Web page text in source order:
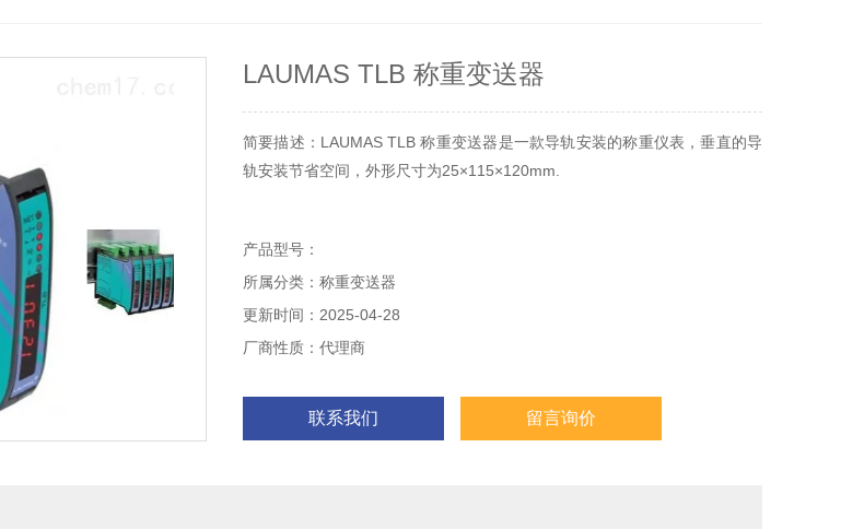
LAUMAS TLB 称重变送器
简要描述：LAUMAS TLB 称重变送器是一款导轨安装的称重仪表，垂直的导
轨安装节省空间，外形尺寸为25×115×120mm.
产品型号：
所属分类：称重变送器
更新时间：2025-04-28
厂商性质：代理商
联系我们 留言询价